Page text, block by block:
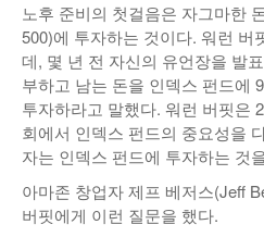
노후 준비의 첫걸음은 자그마한
500)에 투자하는 것이다. 워런 버
데, 몇 년 전 자신의 유언장을 발
부하고 남는 돈을 인덱스 펀드에
투자하라고 말했다. 워런 버핏은
회에서 인덱스 펀드의 중요성을
자는 인덱스 펀드에 투자하는 것
아마존 창업자 제프 베저스(Jeff
버핏에게 이런 질문을 했다.